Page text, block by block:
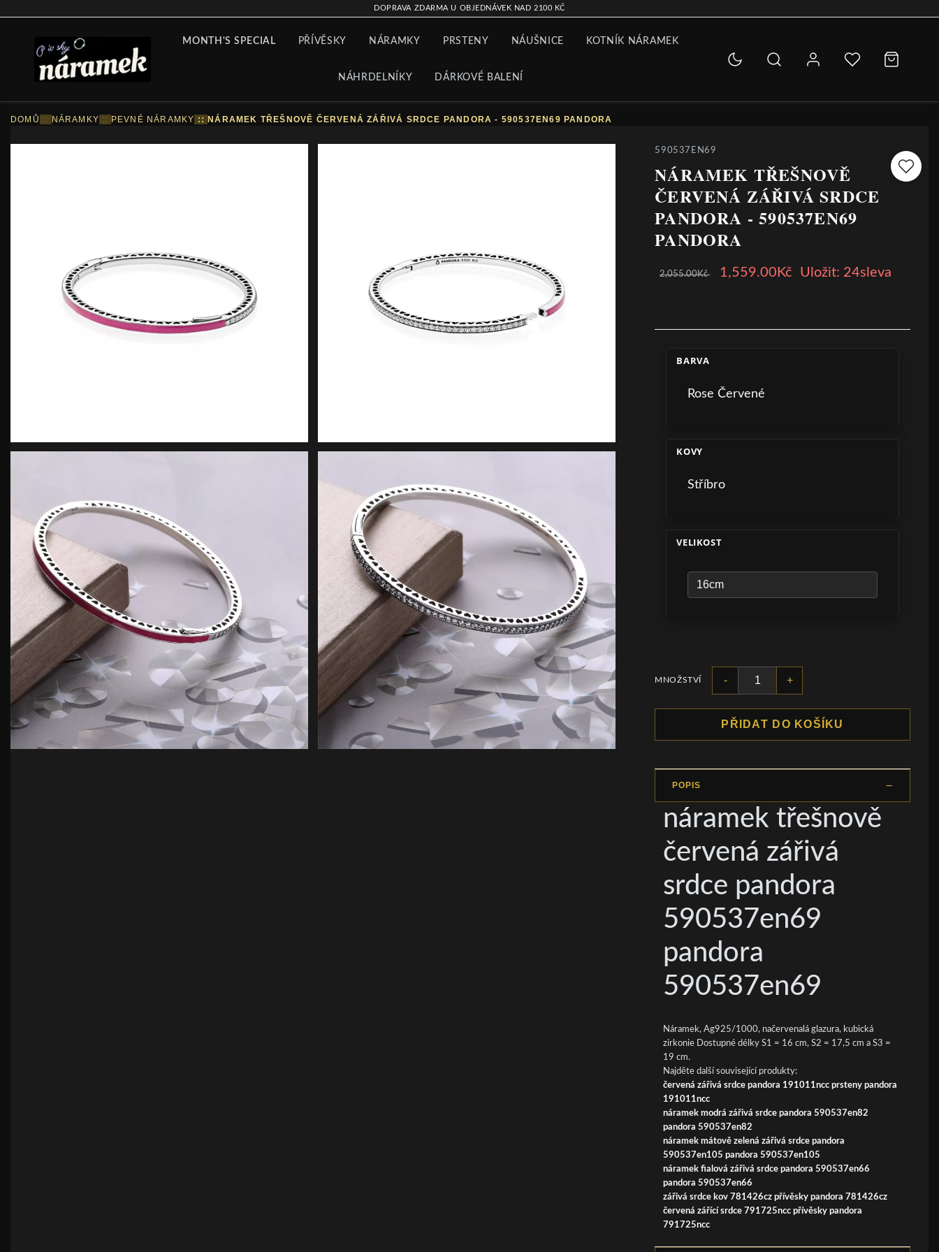
DOPRAVA ZDARMA U OBJEDNÁVEK NAD 2100 KČ
MONTH'S SPECIAL PŘÍVĚSKY NÁRAMKY PRSTENY NÁUŠNICE KOTNÍK NÁRAMEK
NÁHRDELNÍKY DÁRKOVÉ BALENÍ
DOMŮ :: NÁRAMKY :: PEVNÉ NÁRAMKY :: NÁRAMEK TŘEŠNOVĚ ČERVENÁ ZÁŘIVÁ SRDCE PANDORA - 590537EN69 PANDORA
590537EN69
NÁRAMEK TŘEŠNOVĚ
ČERVENÁ ZÁŘIVÁ SRDCE
PANDORA - 590537EN69
PANDORA
2,055.00Kč 1,559.00Kč Uložit: 24sleva
BARVA
Rose Červené
KOVY
Stříbro
VELIKOST
MNOŽSTVÍ - +
PŘIDAT DO KOŠÍKU
POPIS
náramek třešnově
červená zářivá
srdce pandora
590537en69
pandora
590537en69
Náramek, Ag925/1000, načervenalá glazura, kubická
zirkonie Dostupné délky S1 = 16 cm, S2 = 17,5 cm a S3 =
19 cm.
Najděte další související produkty:
červená zářivá srdce pandora 191011ncc prsteny pandora
191011ncc
náramek modrá zářivá srdce pandora 590537en82
pandora 590537en82
náramek mátově zelená zářivá srdce pandora
590537en105 pandora 590537en105
náramek fialová zářivá srdce pandora 590537en66
pandora 590537en66
zářivá srdce kov 781426cz přívěsky pandora 781426cz
červená zářící srdce 791725ncc přívěsky pandora
791725ncc